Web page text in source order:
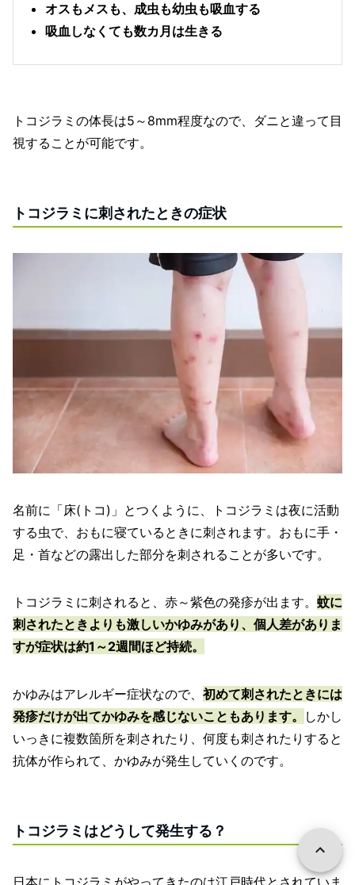
オスもメスも、成虫も幼虫も吸血する
吸血しなくても数カ月は生きる
トコジラミの体長は5～8mm程度なので、ダニと違って目
視することが可能です。
トコジラミに刺されたときの症状
名前に「床(トコ)」とつくように、トコジラミは夜に活動
する虫で、おもに寝ているときに刺されます。おもに手・
足・首などの露出した部分を刺されることが多いです。
トコジラミに刺されると、赤～紫色の発疹が出ます。 蚊に
刺されたときよりも激しいかゆみがあり、個人差がありま
すが症状は約1～2週間ほど持続。
かゆみはアレルギー症状なので、 初めて刺されたときには
発疹だけが出てかゆみを感じないこともあります。
しかし
いっきに複数箇所を刺されたり、何度も刺されたりすると
抗体が作られて、かゆみが発生していくのです。
トコジラミはどうして発生する？